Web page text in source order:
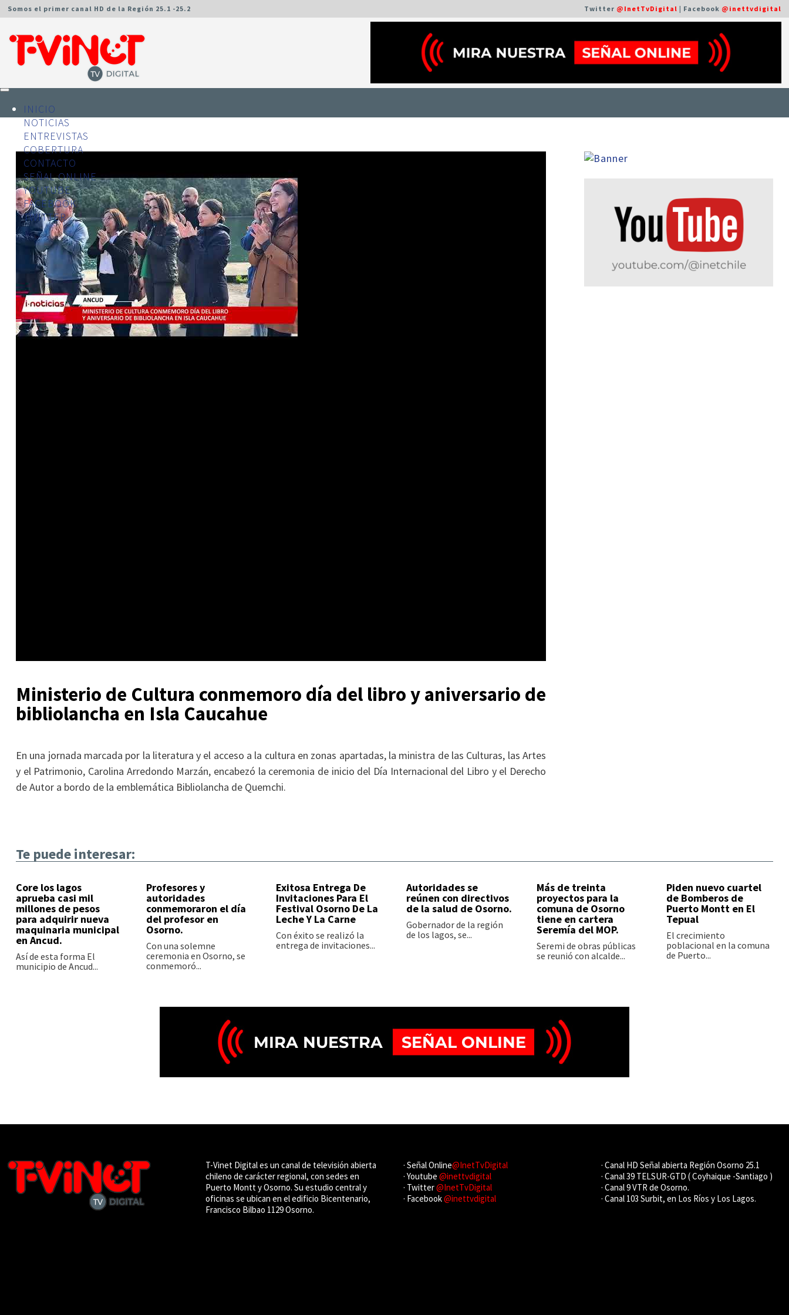
Somos el primer canal HD de la Región 25.1 -25.2 Twitter @InetTvDigital | Facebook @inettvdigital
INICIO
NOTICIAS
ENTREVISTAS
COBERTURA
CONTACTO
SEÑAL ONLINE
YOUTUBE
FACEBOOK
TWITTER
Ministerio de Cultura conmemoro día del libro y aniversario de
bibliolancha en Isla Caucahue
En una jornada marcada por la literatura y el acceso a la cultura en zonas apartadas, la ministra de las Culturas, las Artes
y el Patrimonio, Carolina Arredondo Marzán, encabezó la ceremonia de inicio del Día Internacional del Libro y el Derecho
de Autor a bordo de la emblemática Bibliolancha de Quemchi.
Te puede interesar:
Core los lagos
aprueba casi mil
millones de pesos
para adquirir nueva
maquinaria municipal
en Ancud.
Así de esta forma El
municipio de Ancud...
Profesores y
autoridades
conmemoraron el día
del profesor en
Osorno.
Con una solemne
ceremonia en Osorno, se
conmemoró...
Exitosa Entrega De
Invitaciones Para El
Festival Osorno De La
Leche Y La Carne
Con éxito se realizó la
entrega de invitaciones...
Autoridades se
reúnen con directivos
de la salud de Osorno.
Gobernador de la región
de los lagos, se...
Más de treinta
proyectos para la
comuna de Osorno
tiene en cartera
Seremía del MOP.
Seremi de obras públicas
se reunió con alcalde...
Piden nuevo cuartel
de Bomberos de
Puerto Montt en El
Tepual
El crecimiento
poblacional en la comuna
de Puerto...
T-Vinet Digital es un canal de televisión abierta
chileno de carácter regional, con sedes en
Puerto Montt y Osorno. Su estudio central y
oficinas se ubican en el edificio Bicentenario,
Francisco Bilbao 1129 Osorno.
· Señal Online@InetTvDigital
· Youtube @inettvdigital
· Twitter@InetTvDigital
· Facebook@inettvdigital
· Canal HD Señal abierta Región Osorno 25.1
· Canal 39 TELSUR-GTD ( Coyhaique -Santiago )
· Canal 9 VTR de Osorno.
· Canal 103 Surbit, en Los Ríos y Los Lagos.